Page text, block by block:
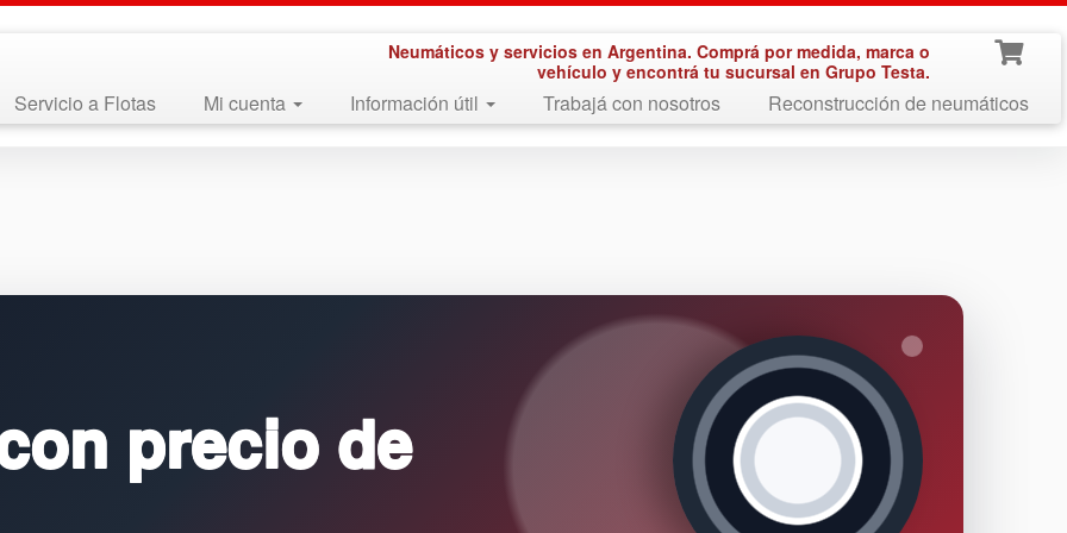
Neumáticos y servicios en Argentina. Comprá por medida, marca o
vehículo y encontrá tu sucursal en Grupo Testa.
Servicio a Flotas Mi cuenta Información útil Trabajá con nosotros Reconstrucción de neumáticos
precio de